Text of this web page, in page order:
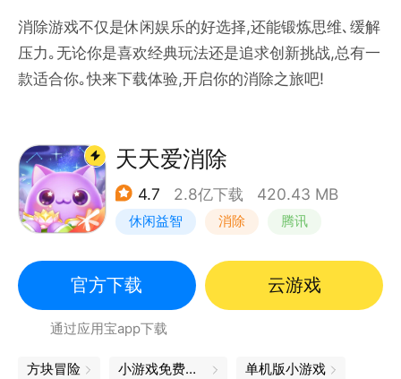
消除游戏不仅是休闲娱乐的好选择,还能锻炼思维､缓解
压力｡无论你是喜欢经典玩法还是追求创新挑战,总有一
款适合你｡快来下载体验,开启你的消除之旅吧!
天天爱消除
4.7 2.8亿下载 420.43 MB
休闲益智 消除 腾讯
官方下载 云游戏
通过应用宝app下载
方块冒险 小游戏免费下载 单机版小游戏